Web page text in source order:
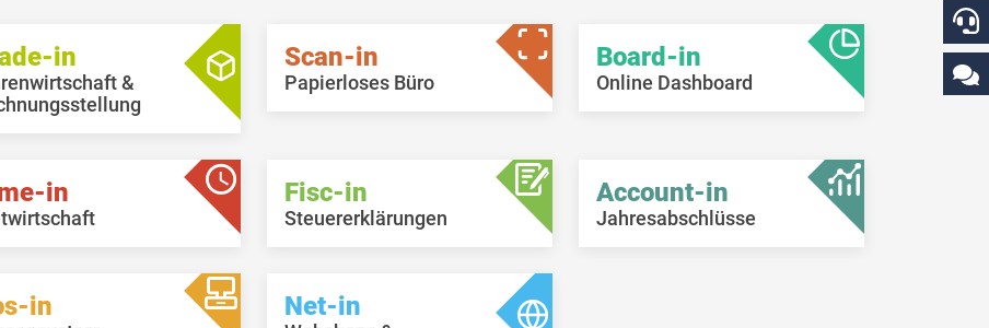
in
&
Scan-in
Papierloses Büro
Board-in
Online Dashboard
in Fisc-in
Steuererklärungen
Account-in
Jahresabschlüsse
in Net-in